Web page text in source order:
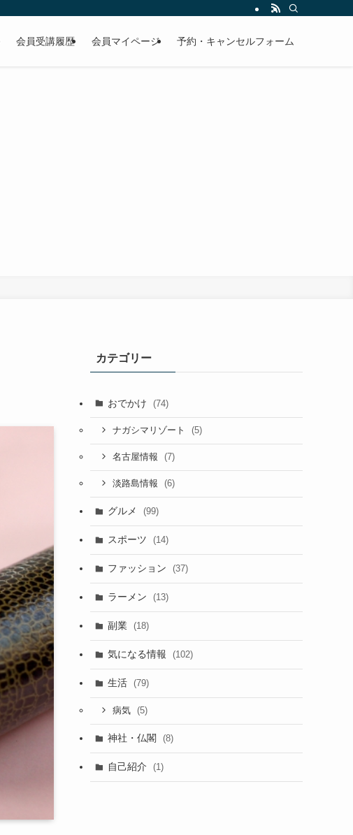
会員受講履歴 会員マイページ 予約・キャンセルフォーム
カテゴリー
おでかけ (74)
ナガシマリゾート (5)
名古屋情報 (7)
淡路島情報 (6)
グルメ (99)
スポーツ (14)
ファッション (37)
ラーメン (13)
副業 (18)
気になる情報 (102)
生活 (79)
病気 (5)
神社・仏閣 (8)
自己紹介 (1)